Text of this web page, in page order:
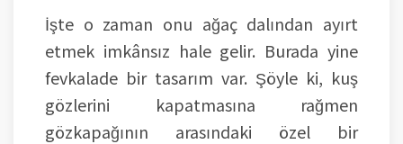
İşte o zaman onu ağaç dalından ayırt
etmek imkânsız hale gelir. Burada yine
fevkalade bir tasarım var. Şöyle ki, kuş
gözlerini kapatmasına rağmen
gözkapağının arasındaki özel bir